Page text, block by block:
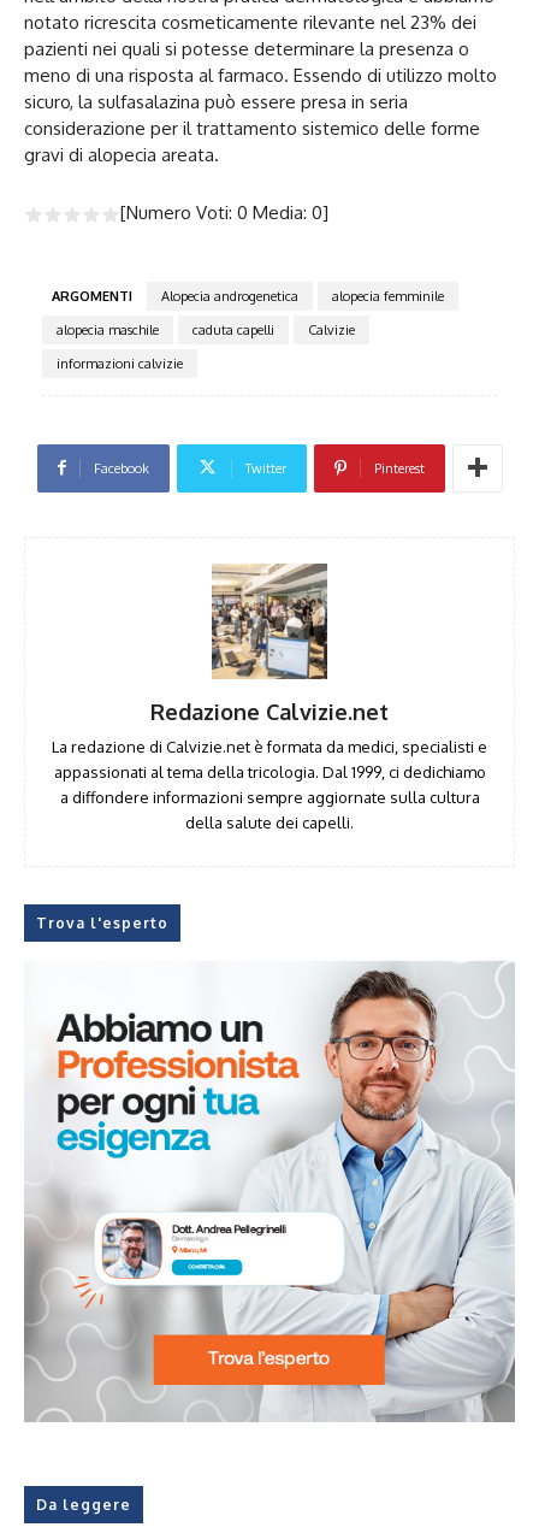
notato ricrescita cosmeticamente rilevante nel 23% dei
pazienti nei quali si potesse determinare la presenza o
meno di una risposta al farmaco. Essendo di utilizzo molto
sicuro, la sulfasalazina può essere presa in seria
considerazione per il trattamento sistemico delle forme
gravi di alopecia areata.
[Numero Voti: 0 Media: 0]
ARGOMENTI Alopecia androgenetica
alopecia femminile
alopecia maschile
caduta capelli
Calvizie
informazioni calvizie
Facebook Twitter Pinterest
Redazione Calvizie.net
La redazione di Calvizie.net è formata da medici, specialisti e
appassionati al tema della tricologia. Dal 1999, ci dedichiamo
a diffondere informazioni sempre aggiornate sulla cultura
della salute dei capelli.
Trova l'esperto
Da leggere